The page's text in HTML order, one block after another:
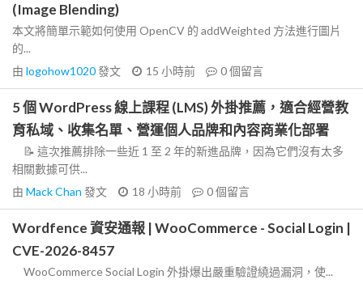
(Image Blending)
本文將簡單示範如何使用 OpenCV 的 addWeighted 方法進行圖片
的...
由 logohow1020發文 15 小時前 0個留言
5 個 WordPress 線上課程 (LMS) 外掛推薦，適合經營教
育私域、收集名單、營運個人品牌和內容商業化部署
📝 這次推薦排除一些近 1 至 2 年的新進品牌，因為它們沒有太多
相關數據可供...
由 Mack Chan 發文 18 小時前 0個留言
Wordfence 資安通報 | WooCommerce - Social Login |
CVE-2026-8457
WooCommerce Social Login 外掛爆出嚴重驗證繞過漏洞，使...